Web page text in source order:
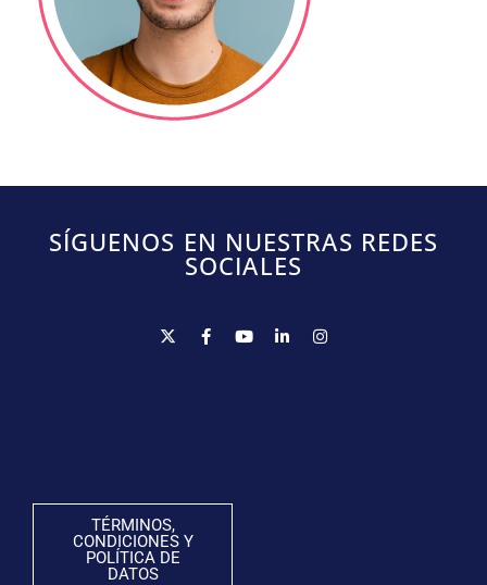
SÍGUENOS EN NUESTRAS REDES
SOCIALES
TÉRMINOS,
CONDICIONES Y
POLÍTICA DE
DATOS